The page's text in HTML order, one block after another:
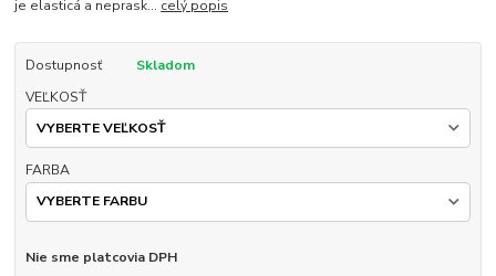
je elasticá a neprask... celý popis
Dostupnosť
Skladom
VEĽKOSŤ
FARBA
Nie sme platcovia DPH